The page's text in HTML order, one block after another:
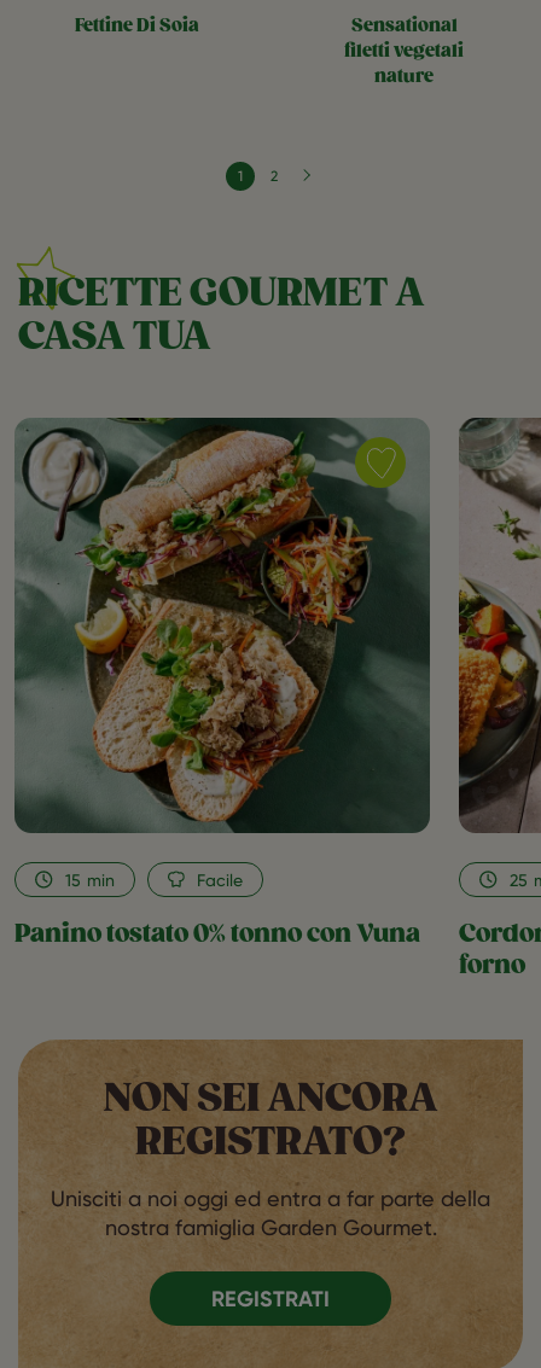
fettine di soia
sensational
filetti vegetali
nature
Pagina attuale
1 Page
2 Pagina
›
RICETTE GOURMET A
CASA TUA
Save
recipe
Panino
tostato
0%
tonno
con
Panino tostato 0% tonno con Vuna
15 min Facile
forno
25
NON SEI ANCORA
REGISTRATO?
Unisciti a noi oggi ed entra a far parte della
nostra famiglia Garden Gourmet.
REGISTRATI